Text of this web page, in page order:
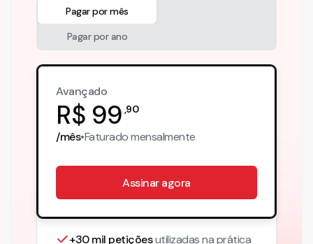
Pagar por mês
Pagar por ano
Avançado
R$ 99 ,90
/mês•Faturadomensalmente
Assinar agora
+30 mil petiçõesutilizadas na prática